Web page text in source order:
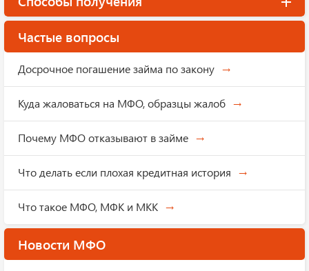
Частые вопросы
Досрочное погашение займа по закону
Куда жаловаться на МФО, образцы жалоб
Почему МФО отказывают в займе
Что делать если плохая кредитная история
Что такое МФО, МФК и МКК
Новости МФО